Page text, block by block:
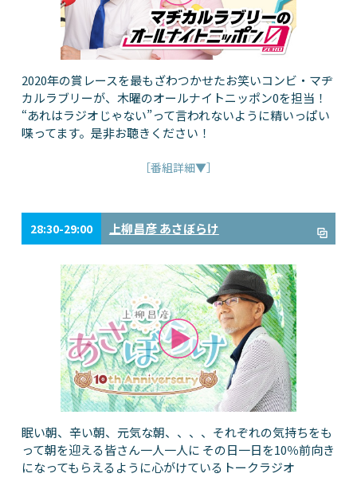
2020年の賞レースを最もざわつかせたお笑いコンビ・マヂ
カルラブリーが、木曜のオールナイトニッポン0を担当！
“あれはラジオじゃない”って言われないように精いっぱい
喋ってます。是非お聴きください！
［番組詳細▼］
28:30-29:00 上柳昌彦 あさぼらけ
眠い朝、辛い朝、元気な朝、、、、それぞれの気持ちをも
って朝を迎える皆さん一人一人に その日一日を10％前向き
になってもらえるように心がけているトークラジオ